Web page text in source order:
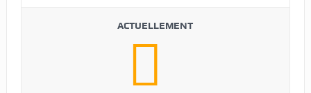
ACTUELLEMENT